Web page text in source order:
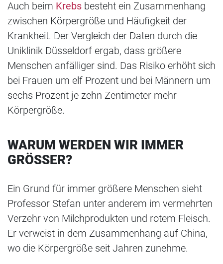
Auch beim Krebs besteht ein Zusammenhang
zwischen Körpergröße und Häufigkeit der
Krankheit. Der Vergleich der Daten durch die
Uniklinik Düsseldorf ergab, dass größere
Menschen anfälliger sind. Das Risiko erhöht sich
bei Frauen um elf Prozent und bei Männern um
sechs Prozent je zehn Zentimeter mehr
Körpergröße.
WARUM WERDEN WIR IMMER
GRÖSSER?
Ein Grund für immer größere Menschen sieht
Professor Stefan unter anderem im vermehrten
Verzehr von Milchprodukten und rotem Fleisch.
Er verweist in dem Zusammenhang auf China,
wo die Körpergröße seit Jahren zunehme.